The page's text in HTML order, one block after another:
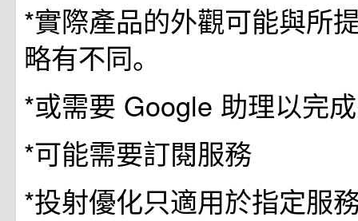
*實際產品的外觀可能與所
略有不同。
*或需要 Google 助理以完
*可能需要訂閱服務
*投射優化只適用於指定服